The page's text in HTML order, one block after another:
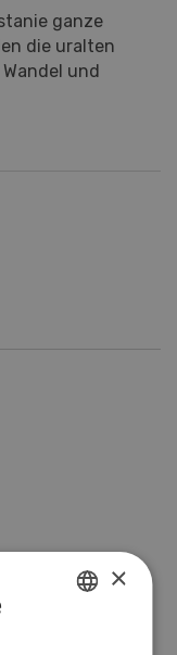
ganze
die uralten
und
×